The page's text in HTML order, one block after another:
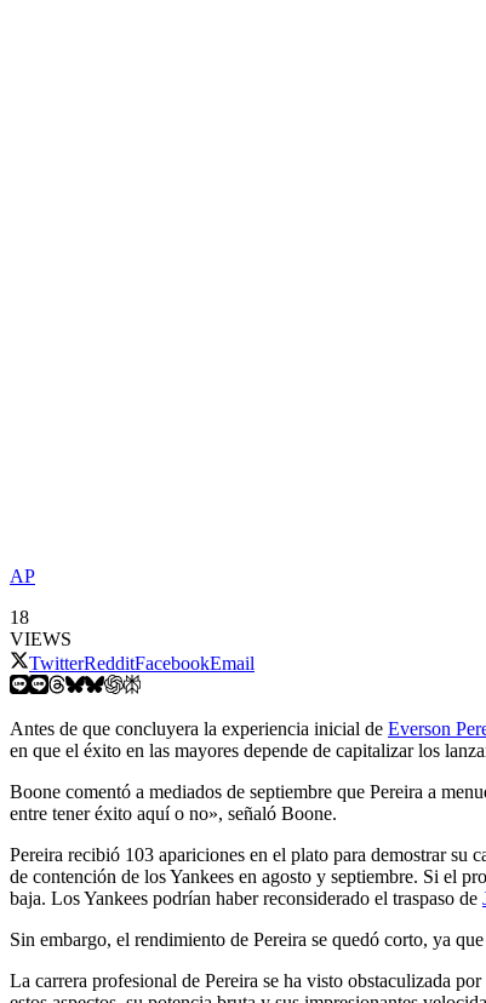
AP
18
VIEWS
TwitterRedditFacebookEmail
Antes de que concluyera la experiencia inicial de Everson
en que el éxito en las mayores depende de capitalizar los
Boone comentó a mediados de septiembre que Pereira a
entre tener éxito aquí o no», señaló Boone.
Pereira recibió 103 apariciones en el plato para demostrar su
de contención de los Yankees en agosto y septiembre. Si el
baja. Los Yankees podrían haber reconsiderado el traspaso de
Sin embargo, el rendimiento de Pereira se quedó corto, ya
La carrera profesional de Pereira se ha visto obstaculizada